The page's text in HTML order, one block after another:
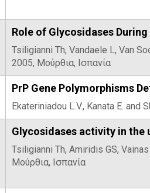
Role of Glycosidases
Tsiligianni Th, Vandaele L, Van
2005, Μούρθια, Ισπανία
PrP Gene Polymorphisms
Ekateriniadou L.V., Kanata E.
Glycosidases activity in
Tsiligianni Th, Amiridis GS,
Μούρθια, Ισπανία